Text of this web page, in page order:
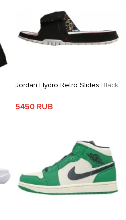
Jordan Hydro Retro Slides Black
5450 RUB